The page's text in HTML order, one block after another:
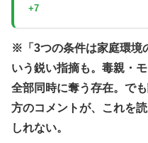
+7
※「3つの条件は家庭環境
いう鋭い指摘も。毒親・
全部同時に奪う存在。で
方のコメントが、これを
しれない。